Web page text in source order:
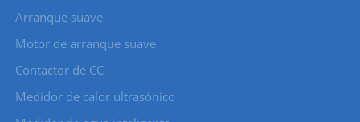
Arranque suave
Motor de arranque suave
Contactor de CC
Medidor de calor ultrasónico